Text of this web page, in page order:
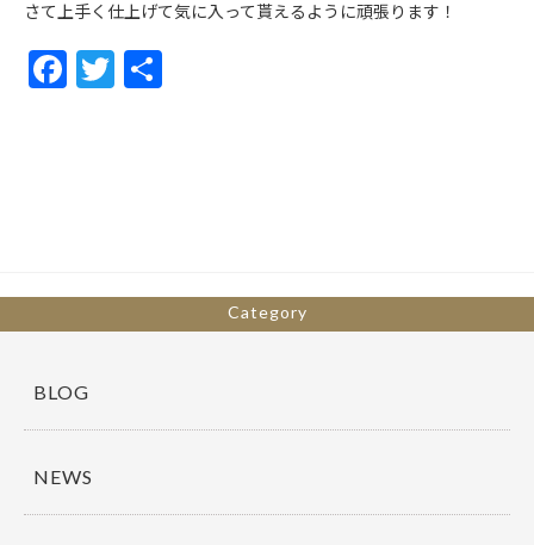
さて上手く仕上げて気に入って貰えるように頑張ります！
F
k
T
Category
BLOG
NEWS